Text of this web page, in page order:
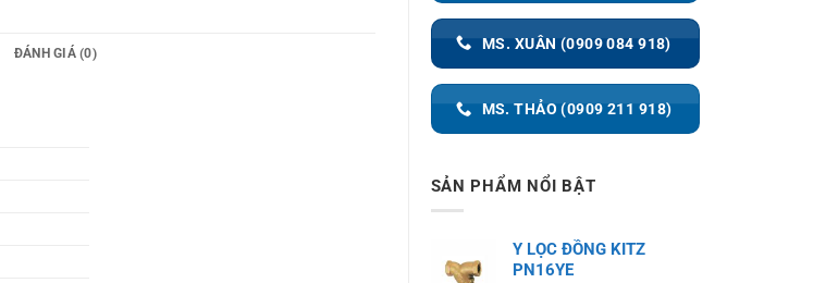
MS. XUÂN (0909 084 918)
MS. THẢO (0909 211 918)
SẢN PHẨM NỔI BẬT
Y LỌC ĐỒNG KITZ
PN16YE
ĐÁNH GIÁ (0)